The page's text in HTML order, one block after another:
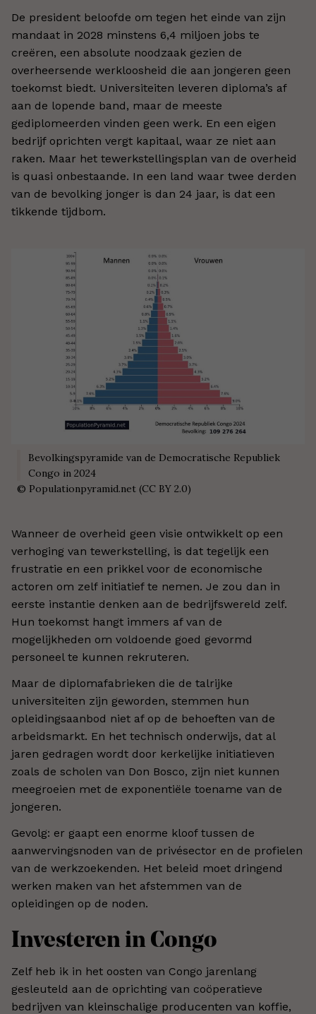
De president beloofde om tegen het einde van zijn
mandaat in 2028 minstens 6,4 miljoen jobs te
creëren, een absolute noodzaak gezien de
overheersende werkloosheid die aan jongeren geen
toekomst biedt. Universiteiten leveren diploma’s af
aan de lopende band, maar de meeste
gediplomeerden vinden geen werk. En een eigen
bedrijf oprichten vergt kapitaal, waar ze niet aan
raken. Maar het tewerkstellingsplan van de overheid
is quasi onbestaande. In een land waar twee derden
van de bevolking jonger is dan 24 jaar, is dat een
tikkende tijdbom.
Bevolkingspyramide van de Democratische Republiek
Congo in 2024
© Populationpyramid.net (CC BY 2.0)
Wanneer de overheid geen visie ontwikkelt op een
verhoging van tewerkstelling, is dat tegelijk een
frustratie en een prikkel voor de economische
actoren om zelf initiatief te nemen. Je zou dan in
eerste instantie denken aan de bedrijfswereld zelf.
Hun toekomst hangt immers af van de
mogelijkheden om voldoende goed gevormd
personeel te kunnen rekruteren.
Maar de diplomafabrieken die de talrijke
universiteiten zijn geworden, stemmen hun
opleidingsaanbod niet af op de behoeften van de
arbeidsmarkt. En het technisch onderwijs, dat al
jaren gedragen wordt door kerkelijke initiatieven
zoals de scholen van Don Bosco, zijn niet kunnen
meegroeien met de exponentiële toename van de
jongeren.
Gevolg: er gaapt een enorme kloof tussen de
aanwervingsnoden van de privésector en de profielen
van de werkzoekenden. Het beleid moet dringend
werken maken van het afstemmen van de
opleidingen op de noden.
Investeren in Congo
Zelf heb ik in het oosten van Congo jarenlang
gesleuteld aan de oprichting van coöperatieve
bedrijven van kleinschalige producenten van koffie,